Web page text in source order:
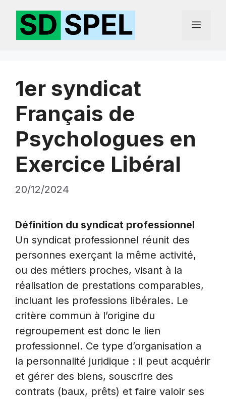
contenu
Menu
1er syndicat
Français de
Psychologues en
Exercice Libéral
20/12/2024
Définition du syndicat professionnel
Un syndicat professionnel réunit des
personnes exerçant la même activité,
ou des métiers proches, visant à la
réalisation de prestations comparables,
incluant les professions libérales. Le
critère commun à l’origine du
regroupement est donc le lien
professionnel. Ce type d’organisation a
la personnalité juridique : il peut acquérir
et gérer des biens, souscrire des
contrats (baux, prêts) et faire valoir ses